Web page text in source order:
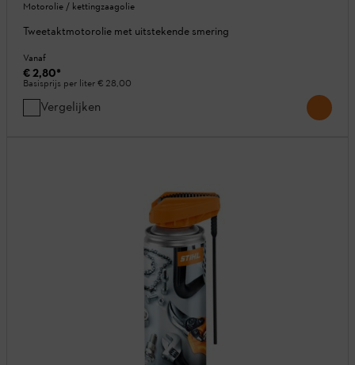
Motorolie / kettingzaagolie
Tweetaktmotorolie met uitstekende smering
Vanaf
€ 2,80*
Basisprijs per liter€ 28,00
Vergelijken